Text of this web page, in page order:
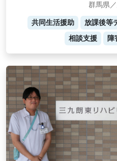
群馬県
共同生活援助 放課後等
相談支援
障